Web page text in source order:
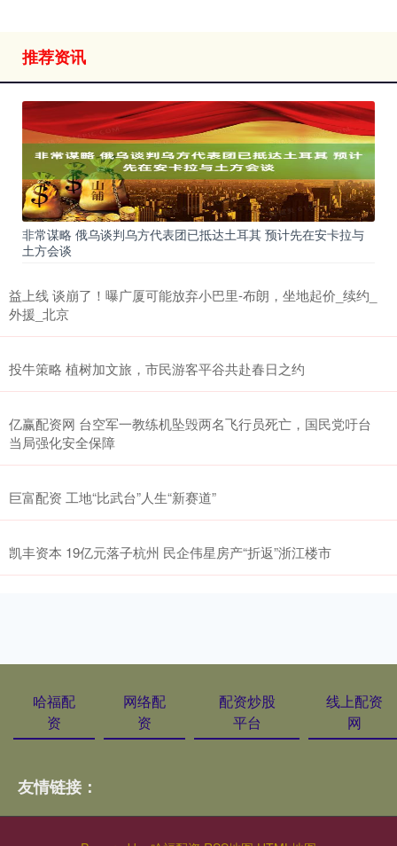
推荐资讯
非常谋略 俄乌谈判乌方代表团已抵达土耳其 预计先在安卡拉与
土方会谈
益上线 谈崩了！曝广厦可能放弃小巴里-布朗，坐地起价_续约_
外援_北京
投牛策略 植树加文旅，市民游客平谷共赴春日之约
亿赢配资网 台空军一教练机坠毁两名飞行员死亡，国民党吁台
当局强化安全保障
巨富配资 工地“比武台”人生“新赛道”
凯丰资本 19亿元落子杭州 民企伟星房产“折返”浙江楼市
哈福配
资
网络配
资
配资炒股
平台
线上配资
网
友情链接：